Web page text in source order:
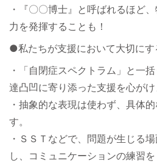
・『〇〇博士』と呼ばれるほど
力を発揮することも！
●私たちが支援において大切にす
・「自閉症スペクトラム」と一
達凸凹に寄り添った支援を心がけ
・抽象的な表現は使わず、具体
す。
・ＳＳＴなどで、問題が生じる
し、コミュニケーションの練習